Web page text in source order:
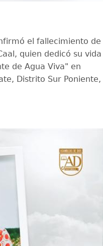
el fallecimiento de
quien dedicó su vida
de Agua Viva" en
Distrito Sur Poniente,